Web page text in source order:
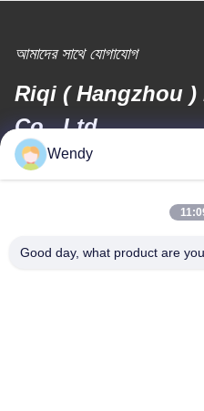
আমাদের সাথে যোগাযোগ
Riqi ( Hangzhou
Co., Ltd.
ই-মেইল
wendy@hzriqi.com
Wendy
Good day, what product are